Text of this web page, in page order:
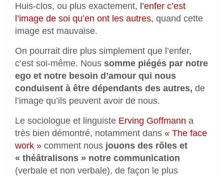
Huis-clos, ou plus exactement, l’enfer c’est
l’image de soi qu’en ont les autres, quand cette
image est mauvaise.
On pourrait dire plus simplement que l’enfer,
c’est soi-même. Nous somme piégés par notre
ego et notre besoin d’amour qui nous
conduisent à être dépendants des autres, de
l’image qu’ils peuvent avoir de nous.
Le sociologue et linguiste Erving Goffmann a
très bien démontré, notamment dans « The face
work » comment nous jouons des rôles et
« théâtralisons » notre communication
(verbale et non verbale), de façon le plus